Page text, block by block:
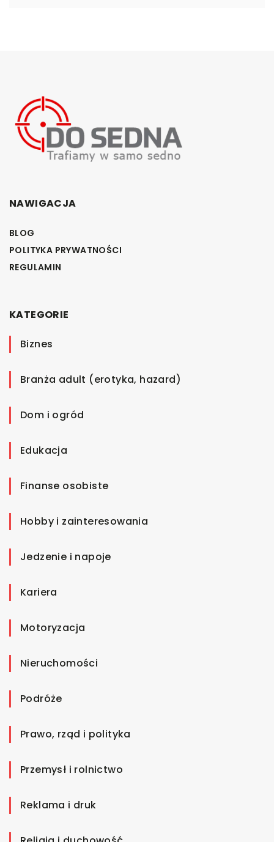
NAWIGACJA
BLOG
POLITYKA PRYWATNOŚCI
REGULAMIN
KATEGORIE
Biznes
Branża adult (erotyka, hazard)
Dom i ogród
Edukacja
Finanse osobiste
Hobby i zainteresowania
Jedzenie i napoje
Kariera
Motoryzacja
Nieruchomości
Podróże
Prawo, rząd i polityka
Przemysł i rolnictwo
Reklama i druk